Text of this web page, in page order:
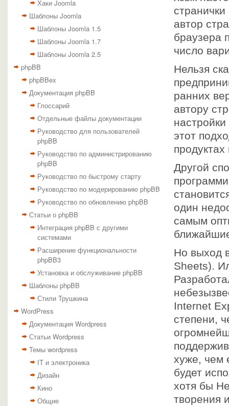
Хаки Joomla
Шаблоны Joomla
Шаблоны Joomla 1.5
Шаблоны Joomla 1.7
Шаблоны Joomla 2.5
phpBB
phpBBex
Документация phpBB
Глоссарий
Отдельные файлы документации
Руководство для пользователей
phpBB
Руководство по администрированию
phpBB
Руководство по быстрому старту
Руководство по модерированию phpBB
Руководство по обновлению phpBB
Статьи о phpBB
Интеграция phpBB с другими
системами
Расширение функциональности
phpBB3
Установка и обслуживание phpBB
Шаблоны phpBB
Стили Трушкина
WordPress
Документация Wordpress
Статьи Wordpress
Темы wordpress
IT и электроника
Дизайн
Кино
Общие
автор
браузера
число
Нельзя
ранних
автору
этот
Другой
один
самым
Но выход
Sheets).
Internet
степени,
хуже, чем
будет
хотя бы
творения